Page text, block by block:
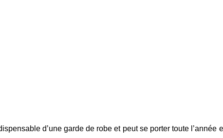
d’une garde de robe et peut se porter toute l’année